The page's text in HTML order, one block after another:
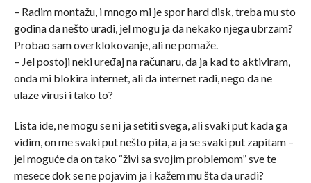
– Radim montažu, i mnogo mi je spor hard disk, treba mu sto
godina da nešto uradi, jel mogu ja da nekako njega ubrzam?
Probao sam overklokovanje, ali ne pomaže.
– Jel postoji neki uređaj na računaru, da ja kad to aktiviram,
onda mi blokira internet, ali da internet radi, nego da ne
ulaze virusi i tako to?
Lista ide, ne mogu se ni ja setiti svega, ali svaki put kada ga
vidim, on me svaki put nešto pita, a ja se svaki put zapitam –
jel moguće da on tako “živi sa svojim problemom” sve te
mesece dok se ne pojavim ja i kažem mu šta da uradi?